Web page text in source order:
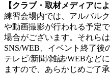
【クラブ・取材メディアに
練習会場内では、アルバル
や動画撮影が行われる予定
場合がございます。それら
SNS/WEB、イベント終了後
テレビ/新聞/雑誌/WEBなど
ますので、あらかじめご了承